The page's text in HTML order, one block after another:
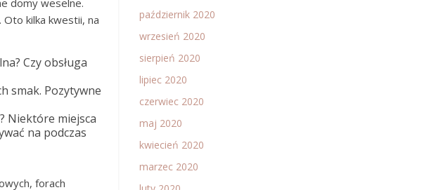
kilka kwestii, na
Czy obsługa
smak. Pozytywne
Niektóre miejsca
na podczas
forach
październik 2020
wrzesień 2020
sierpień 2020
lipiec 2020
czerwiec 2020
maj 2020
kwiecień 2020
marzec 2020